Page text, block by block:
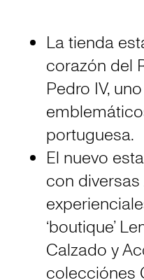
La tienda
corazón del
Pedro IV,
portuguesa.
El nuevo
con
‘boutique’
Calzado y
colecciónes